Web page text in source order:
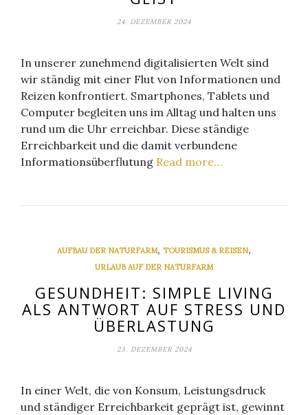
24. DEZEMBER 2024
In unserer zunehmend digitalisierten Welt sind
wir ständig mit einer Flut von Informationen und
Reizen konfrontiert. Smartphones, Tablets und
Computer begleiten uns im Alltag und halten uns
rund um die Uhr erreichbar. Diese ständige
Erreichbarkeit und die damit verbundene
Informationsüberflutung Read more…
AUFBAU DER NATURFARM, TOURISMUS & REISEN,
URLAUB AUF DER NATURFARM
GESUNDHEIT: SIMPLE LIVING
ALS ANTWORT AUF STRESS UND
ÜBERLASTUNG
23. DEZEMBER 2024
In einer Welt, die von Konsum, Leistungsdruck
und ständiger Erreichbarkeit geprägt ist, gewinnt